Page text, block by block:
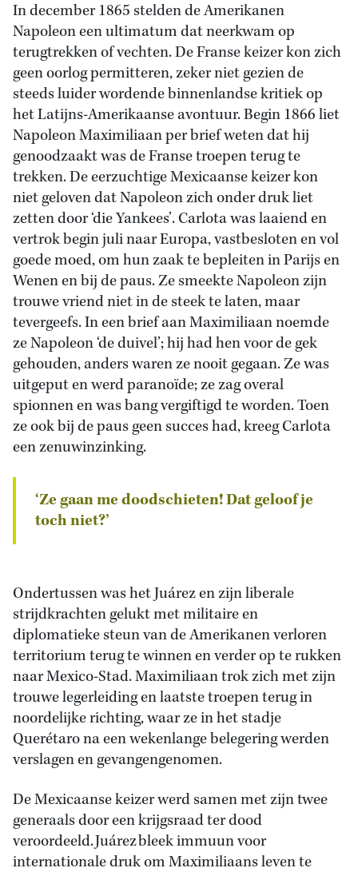
In december 1865 stelden de Amerikanen
Napoleon een ultimatum dat neerkwam op
terugtrekken of vechten. De Franse keizer kon zich
geen oorlog permitteren, zeker niet gezien de
steeds luider wordende binnenlandse kritiek op
het Latijns-Amerikaanse avontuur. Begin 1866 liet
Napoleon Maximiliaan per brief weten dat hij
genoodzaakt was de Franse troepen terug te
trekken. De eerzuchtige Mexicaanse keizer kon
niet geloven dat Napoleon zich onder druk liet
zetten door ‘die Yankees’. Carlota was laaiend en
vertrok begin juli naar Europa, vastbesloten en vol
goede moed, om hun zaak te bepleiten in Parijs en
Wenen en bij de paus. Ze smeekte Napoleon zijn
trouwe vriend niet in de steek te laten, maar
tevergeefs. In een brief aan Maximiliaan noemde
ze Napoleon ‘de duivel’; hij had hen voor de gek
gehouden, anders waren ze nooit gegaan. Ze was
uitgeput en werd paranoïde; ze zag overal
spionnen en was bang vergiftigd te worden. Toen
ze ook bij de paus geen succes had, kreeg Carlota
een zenuwinzinking.
‘Ze gaan me doodschieten! Dat geloof je
toch niet?’
Ondertussen was het Juárez en zijn liberale
strijdkrachten gelukt met militaire en
diplomatieke steun van de Amerikanen verloren
territorium terug te winnen en verder op te rukken
naar Mexico-Stad. Maximiliaan trok zich met zijn
trouwe legerleiding en laatste troepen terug in
noordelijke richting, waar ze in het stadje
Querétaro na een wekenlange belegering werden
verslagen en gevangengenomen.
De Mexicaanse keizer werd samen met zijn twee
generaals door een krijgsraad ter dood
veroordeeld. Juárez bleek immuun voor
internationale druk om Maximiliaans leven te